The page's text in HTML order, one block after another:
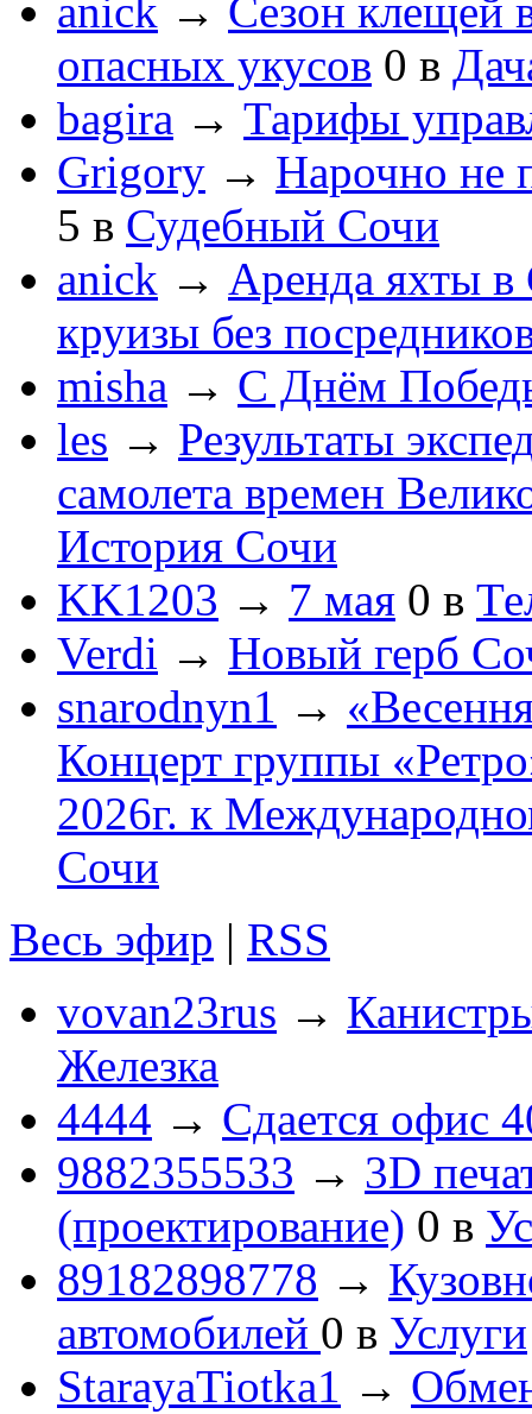
anick → Сезон клещей
опасных укусов 0 в
bagira → Тарифы
Grigory → Нарочно не
5 в Судебный Сочи
anick → Аренда яхты в
круизы без
misha → С Днём
les → Результаты
самолета времен
История Сочи
KK1203 → 7 мая 0 в
Verdi → Новый герб
snarodnyn1 →
Концерт группы
2026г. к
Сочи
Весь эфир | RSS
vovan23rus →
Железка
4444 → Сдается офис
9882355533 → 3D
(проектирование) 0 в
89182898778 →
автомобилей 0 в Услуги
StarayaTiotka1 →